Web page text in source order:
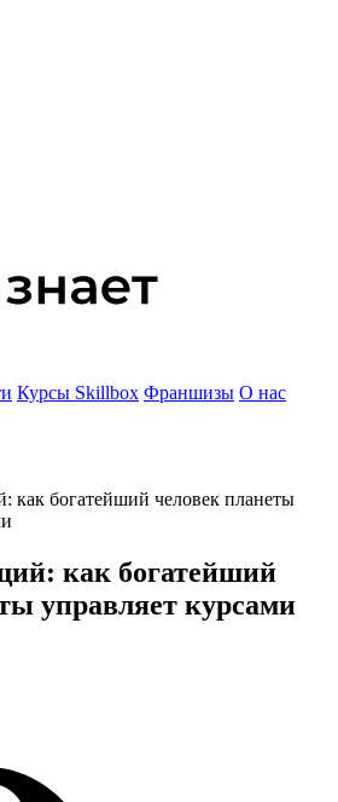
Курсы Skillbox Франшизы О нас
как богатейший человек планеты
как богатейший
управляет курсами